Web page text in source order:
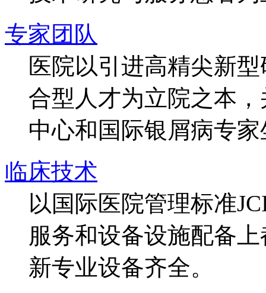
专家团队
医院以引进高精尖新
合型人才为立院之本
中心和国际银屑病专
临床技术
以国际医院管理标准
服务和设备设施配备
新专业设备齐全。